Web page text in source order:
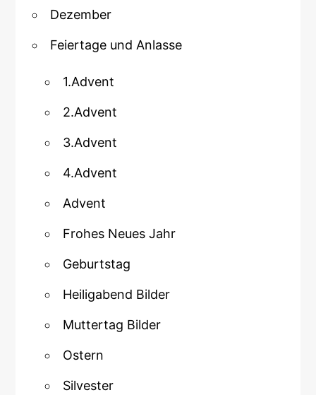
Dezember
Feiertage und Anlasse
1.Advent
2.Advent
3.Advent
4.Advent
Advent
Frohes Neues Jahr
Geburtstag
Heiligabend Bilder
Muttertag Bilder
Ostern
Silvester